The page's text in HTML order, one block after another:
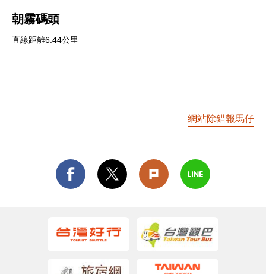
朝霧碼頭
直線距離6.44公里
網站除錯報馬仔